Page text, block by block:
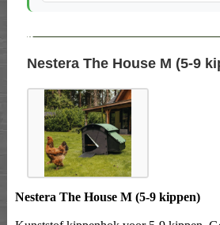
--
Nestera The House M (5-9
Nestera The House M (5-9 kippen)